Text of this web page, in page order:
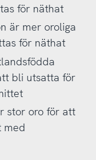
för näthat
är mer oroliga
för näthat
bli utsatta för
stor oro för att
med